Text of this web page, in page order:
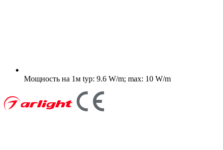
Мощность на 1м typ: 9.6 W/m; max: 10 W/m